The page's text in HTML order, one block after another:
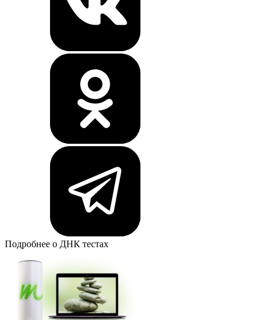
Подробнее о ДНК тестах